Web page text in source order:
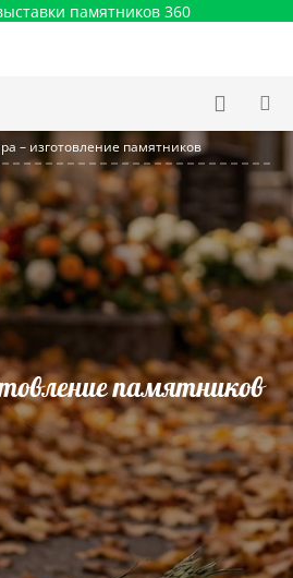
памятников 360
– изготовление памятников
памятников